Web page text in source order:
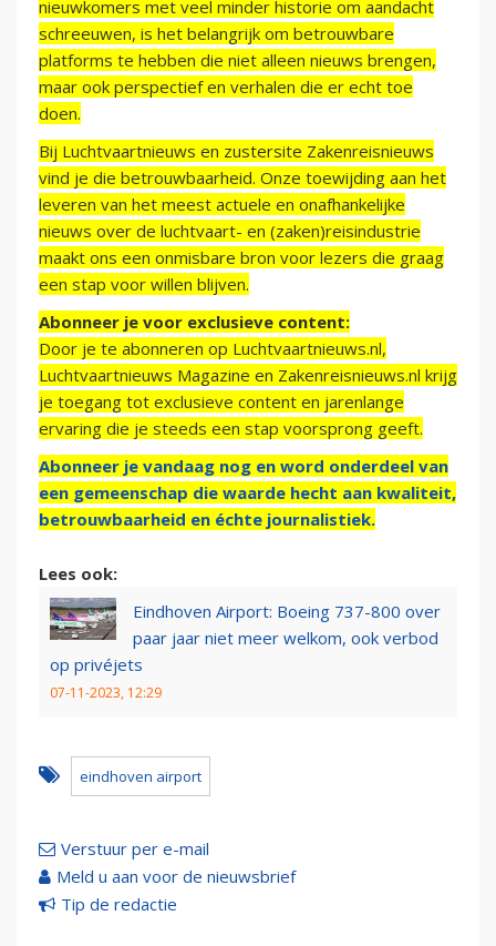
nieuwkomers met veel minder historie om aandacht
schreeuwen, is het belangrijk om betrouwbare
platforms te hebben die niet alleen nieuws brengen,
maar ook perspectief en verhalen die er echt toe
doen.
Bij Luchtvaartnieuws en zustersite Zakenreisnieuws
vind je die betrouwbaarheid. Onze toewijding aan het
leveren van het meest actuele en onafhankelijke
nieuws over de luchtvaart- en (zaken)reisindustrie
maakt ons een onmisbare bron voor lezers die graag
een stap voor willen blijven.
Abonneer je voor exclusieve content:
Door je te abonneren op Luchtvaartnieuws.nl,
Luchtvaartnieuws Magazine en Zakenreisnieuws.nl krijg
je toegang tot exclusieve content en jarenlange
ervaring die je steeds een stap voorsprong geeft.
Abonneer je vandaag nog en word onderdeel van
een gemeenschap die waarde hecht aan kwaliteit,
betrouwbaarheid en échte journalistiek.
Lees ook:
Eindhoven Airport: Boeing 737-800 over
paar jaar niet meer welkom, ook verbod
op privéjets
07-11-2023, 12:29
eindhoven airport
Verstuur per e-mail
Meld u aan voor de nieuwsbrief
Tip de redactie